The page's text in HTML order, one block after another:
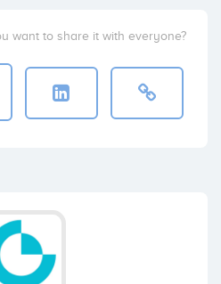
want to share it with everyone?